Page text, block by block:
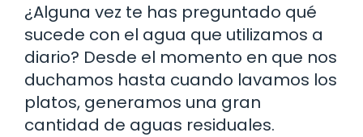
¿Alguna vez te has preguntado qué
sucede con el agua que utilizamos a
diario? Desde el momento en que nos
duchamos hasta cuando lavamos los
platos, generamos una gran
cantidad de aguas residuales.